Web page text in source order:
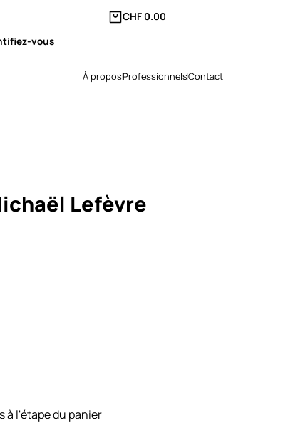
vous
CHF0.00
À proposProfessionnelsContact
Lefèvre
à l'étape du panier